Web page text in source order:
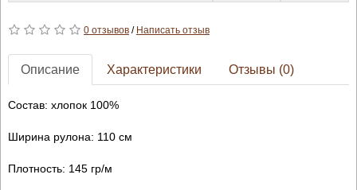
0 отзывов/ Написать отзыв
Описание Характеристики Отзывы (0)
Состав: хлопок 100%
Ширина рулона: 110 см
Плотность: 145 гр/м